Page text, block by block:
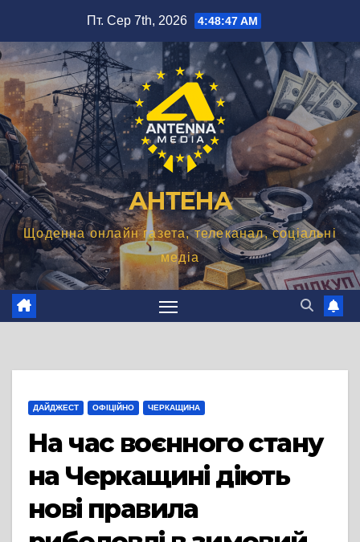
вмісту
Пт. Сер 7th, 2026 4:48:47 AM
АНТЕНА
Щоденна онлайн газета, телеканал, соціальні
медіа
ДАЙДЖЕСТ ОФІЦІЙНО ЧЕРКАЩИНА
На час воєнного стану
на Черкащині діють
нові правила